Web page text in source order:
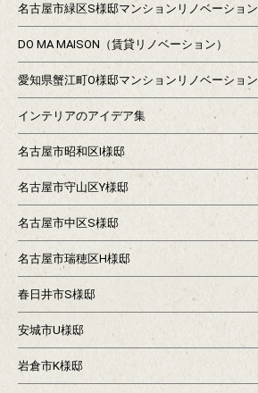
名古屋市緑区S様邸マンションリノベーション
DO MA MAISON（賃貸リノベーション）
愛知県蟹江町O様邸マンションリノベーション
インテリアのアイデア集
名古屋市昭和区I様邸
名古屋市守山区Y様邸
名古屋市中区S様邸
名古屋市瑞穂区H様邸
春日井市S様邸
安城市U様邸
岩倉市K様邸